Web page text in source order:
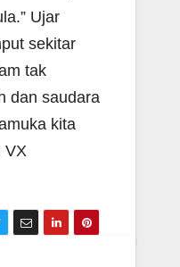
Ujar
sekitar
tak
dan saudara
kita
VX